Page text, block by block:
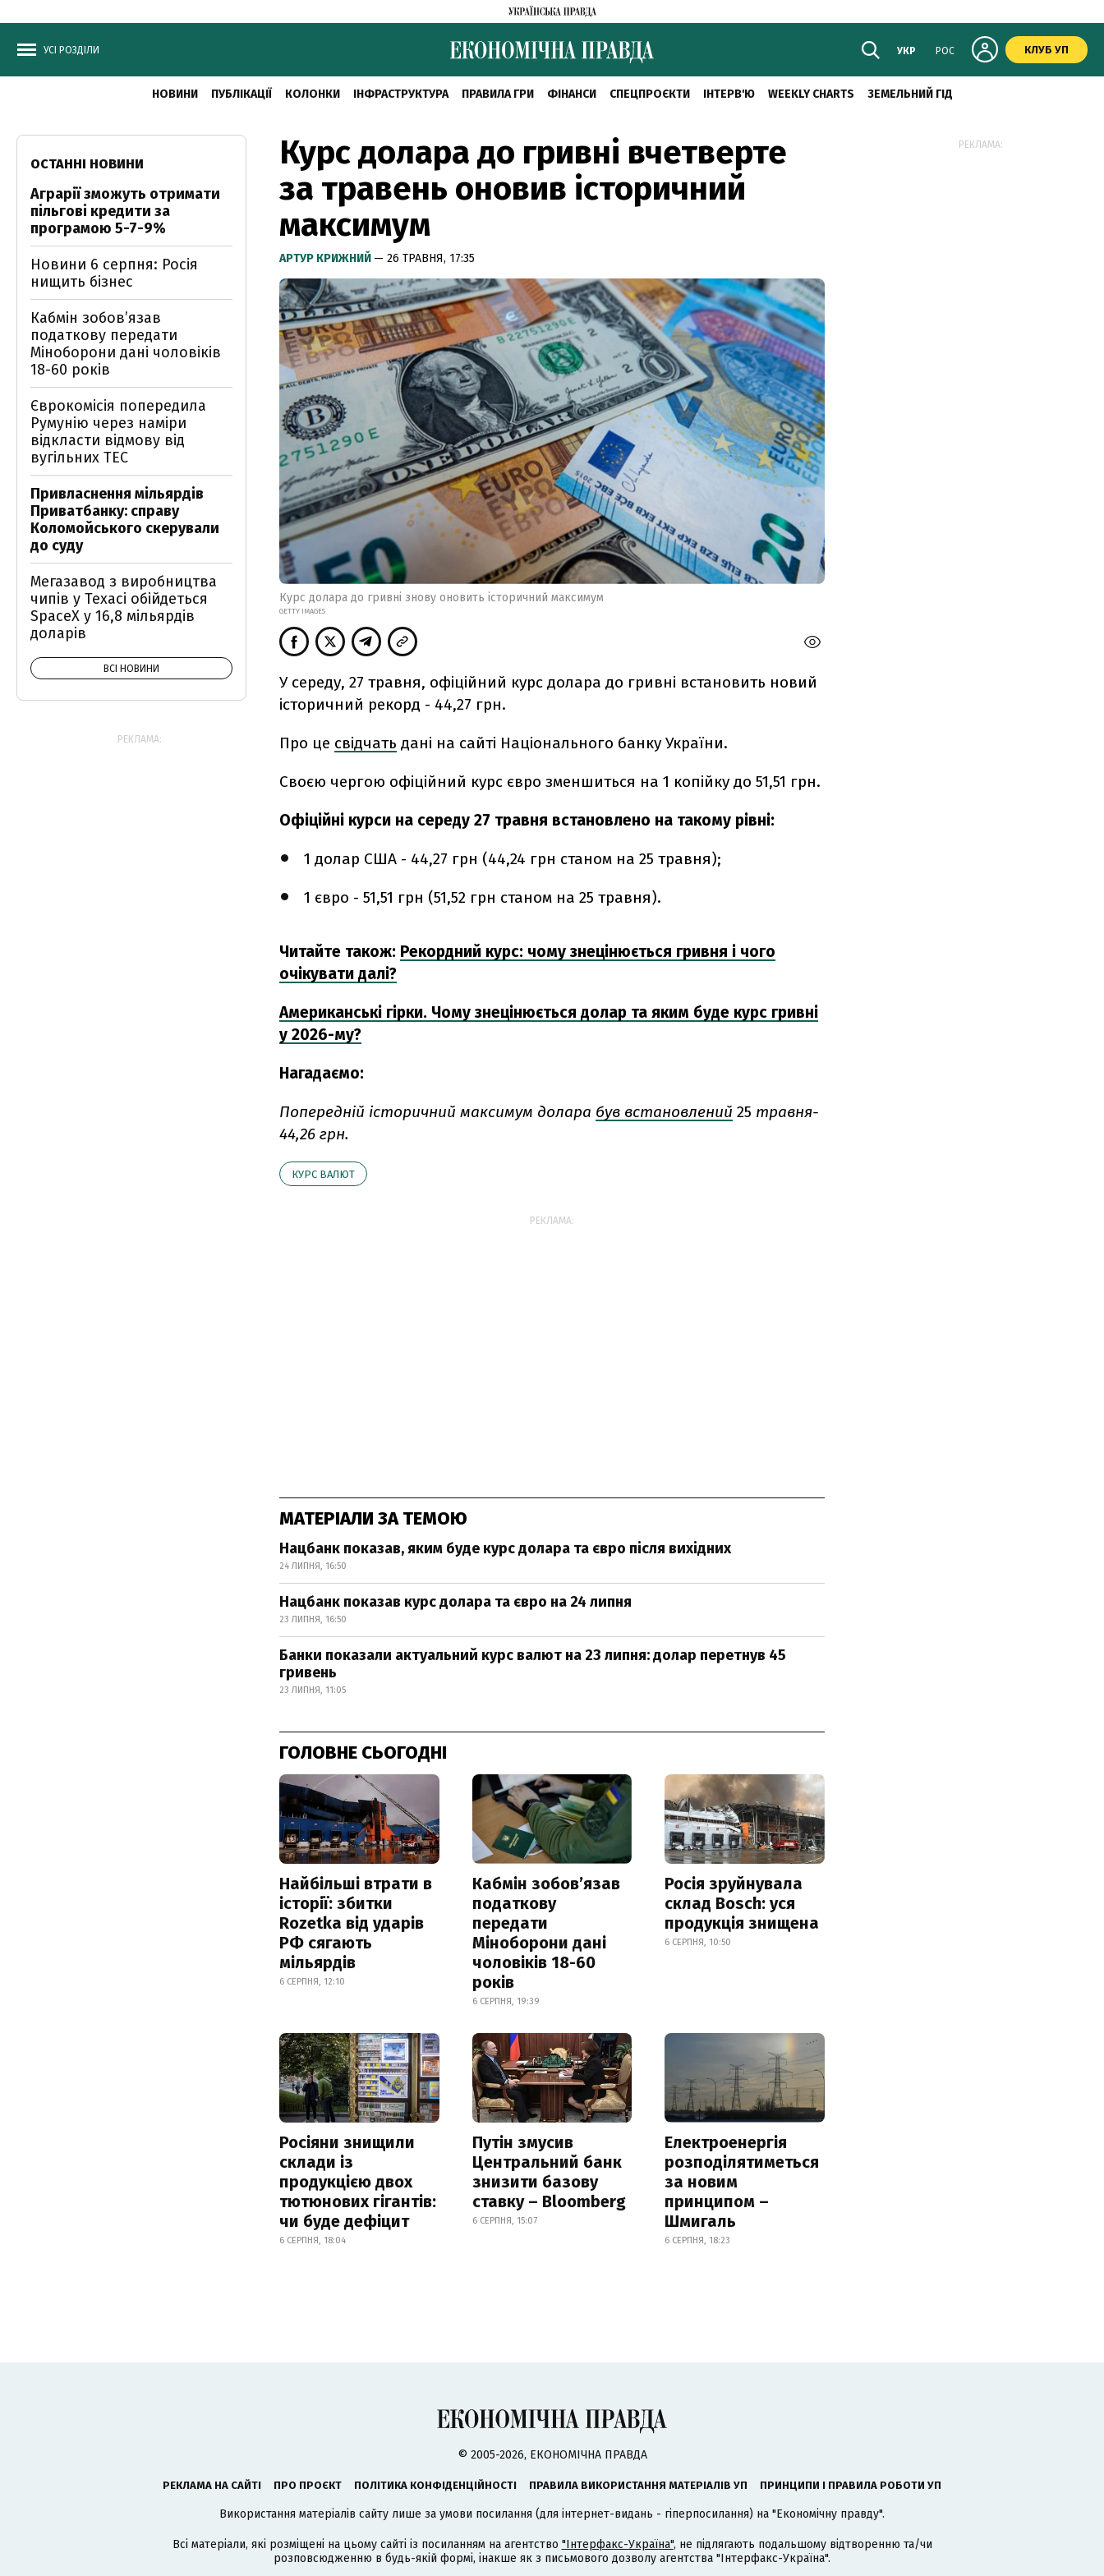
УСІ РОЗДІЛИ УКР РОС КЛУБ УП
НОВИНИ ПУБЛІКАЦІЇ КОЛОНКИ ІНФРАСТРУКТУРА ПРАВИЛА ГРИ ФІНАНСИ СПЕЦПРОЄКТИ ІНТЕРВ'Ю WEEKLY CHARTS ЗЕМЕЛЬНИЙ ГІД
Курс долара до гривні вчетверте
за травень оновив історичний
максимум
АРТУР КРИЖНИЙ — 26 ТРАВНЯ, 17:35
Курс долара до гривні знову оновить історичний максимум
GETTY IMAGES
У середу, 27 травня, офіційний курс долара до гривні встановить новий
історичний рекорд - 44,27 грн.
Про це свідчать дані на сайті Національного банку України.
Своєю чергою офіційний курс євро зменшиться на 1 копійку до 51,51 грн.
Офіційні курси на середу 27 травня встановлено на такому рівні:
1 долар США - 44,27 грн (44,24 грн станом на 25 травня);
1 євро - 51,51 грн (51,52 грн станом на 25 травня).
Читайте також: Рекордний курс: чому знецінюється гривня і чого
очікувати далі?
Американські гірки. Чому знецінюється долар та яким буде курс гривні
у 2026-му?
Нагадаємо:
Попередній історичний максимум долара був встановлений 25 травня-
44,26 грн.
КУРС ВАЛЮТ
РЕКЛАМА:
МАТЕРІАЛИ ЗА ТЕМОЮ
Нацбанк показав, яким буде курс долара та євро після вихідних
24 ЛИПНЯ, 16:50
Нацбанк показав курс долара та євро на 24 липня
23 ЛИПНЯ, 16:50
Банки показали актуальний курс валют на 23 липня: долар перетнув 45
гривень
23 ЛИПНЯ, 11:05
ГОЛОВНЕ СЬОГОДНІ
Найбільші втрати в
історії: збитки
Rozetka від ударів
РФ сягають
мільярдів
6 СЕРПНЯ, 12:10
Кабмін зобовʼязав
податкову
передати
Міноборони дані
чоловіків 18-60
років
6 СЕРПНЯ, 19:39
Росія зруйнувала
склад Bosch: уся
продукція знищена
6 СЕРПНЯ, 10:50
Росіяни знищили
склади із
продукцією двох
тютюнових гігантів:
чи буде дефіцит
6 СЕРПНЯ, 18:04
Путін змусив
Центральний банк
знизити базову
ставку – Bloomberg
6 СЕРПНЯ, 15:07
Електроенергія
розподілятиметься
за новим
принципом –
Шмигаль
6 СЕРПНЯ, 18:23
ОСТАННІ НОВИНИ
Аграрії зможуть отримати
пільгові кредити за
програмою 5-7-9%
Новини 6 серпня: Росія
нищить бізнес
Кабмін зобовʼязав
податкову передати
Міноборони дані чоловіків
18-60 років
Єврокомісія попередила
Румунію через наміри
відкласти відмову від
вугільних ТЕС
Привласнення мільярдів
Приватбанку: справу
Коломойського скерували
до суду
Мегазавод з виробництва
чипів у Техасі обійдеться
SpaceX у 16,8 мільярдів
доларів
ВСІ НОВИНИ
РЕКЛАМА:
РЕКЛАМА:
© 2005-2026, ЕКОНОМІЧНА ПРАВДА
РЕКЛАМА НА САЙТІ ПРО ПРОЄКТ ПОЛІТИКА КОНФІДЕНЦІЙНОСТІ ПРАВИЛА ВИКОРИСТАННЯ МАТЕРІАЛІВ УП ПРИНЦИПИ І ПРАВИЛА РОБОТИ УП
Використання матеріалів сайту лише за умови посилання (для інтернет-видань - гіперпосилання) на "Економічну правду".
Всі матеріали, які розміщені на цьому сайті із посиланням на агентство "Інтерфакс-Україна", не підлягають подальшому відтворенню та/чи
розповсюдженню в будь-якій формі, інакше як з письмового дозволу агентства "Інтерфакс-Україна".